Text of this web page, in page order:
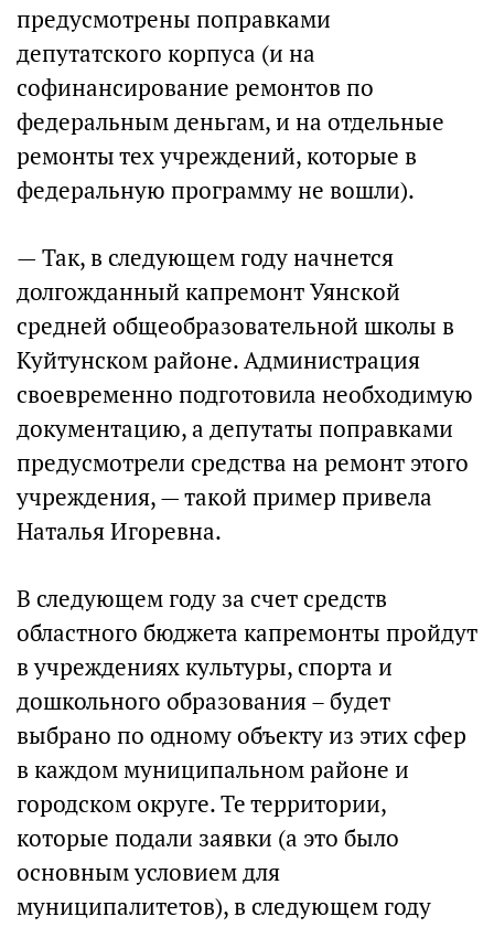
предусмотрены поправками
депутатского корпуса (и на
софинансирование ремонтов по
федеральным деньгам, и на отдельные
ремонты тех учреждений, которые в
федеральную программу не вошли).
— Так, в следующем году начнется
долгожданный капремонт Уянской
средней общеобразовательной школы в
Куйтунском районе. Администрация
своевременно подготовила необходимую
документацию, а депутаты поправками
предусмотрели средства на ремонт этого
учреждения, — такой пример привела
Наталья Игоревна.
В следующем году за счет средств
областного бюджета капремонты пройдут
в учреждениях культуры, спорта и
дошкольного образования – будет
выбрано по одному объекту из этих сфер
в каждом муниципальном районе и
городском округе. Те территории,
которые подали заявки (а это было
основным условием для
муниципалитетов), в следующем году